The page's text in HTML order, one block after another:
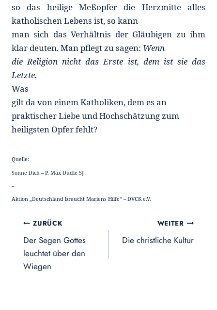
so das heilige Meßopfer die Herzmitte alles
katholischen Lebens ist, so kann
man sich das Verhältnis der Gläubigen zu ihm
klar deuten. Man pflegt zu sagen: Wenn
die Religion nicht das Erste ist, dem ist sie das
Letzte.
Was
gilt da von einem Katholiken, dem es an
praktischer Liebe und Hochschätzung zum
heiligsten Opfer fehlt?
Quelle:
Sonne Dich – P. Max Dudle SJ .
–
Aktion „Deutschland braucht Mariens Hilfe“ – DVCK e.V.
Beitragsnavigation
ZURÜCK
Der Segen Gottes
leuchtet über den
Wiegen
WEITER
Die christliche Kultur